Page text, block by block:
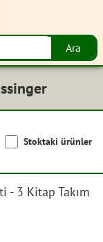
Stoktaki ürünler
- 3 Kitap Takım